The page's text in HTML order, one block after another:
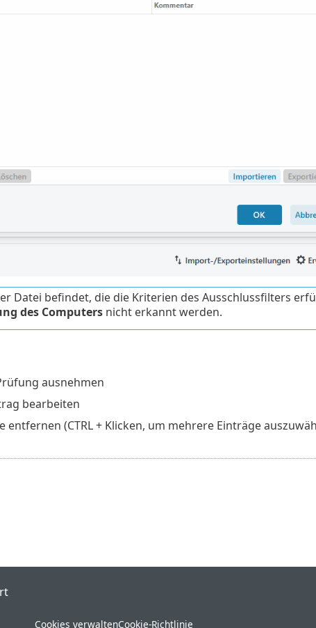
Datei befindet, die die Kriterien des Ausschlussfilters
des Computersnicht erkannt werden.
ausnehmen
bearbeiten
entfernen (CTRL + Klicken, um mehrere Einträge
Cookies verwaltenCookie-Richtlinie